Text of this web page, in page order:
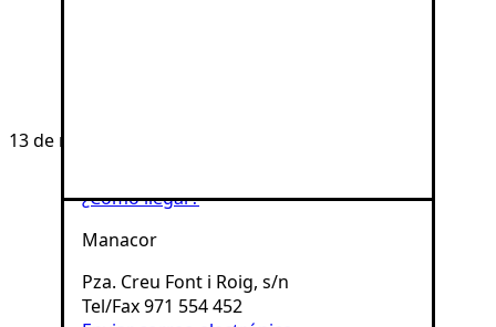
¿Cómo llegar?
Manacor
Pza. Creu Font i Roig, s/n
Tel/Fax 971 554 452
13 de marzo de 2026